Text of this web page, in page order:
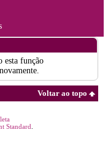
esta função
Voltar ao topo
Standard